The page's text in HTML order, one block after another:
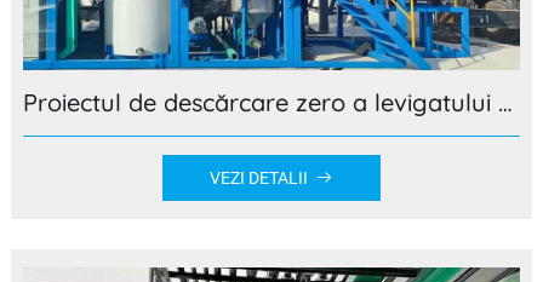
Proiectul de descărcare zero a levigatului din depozitul de deșeuri din Chuzhou — Cristalizarea prin evaporare, atingerea a 100% Zero descărcare de lichid!
VEZI DETALII